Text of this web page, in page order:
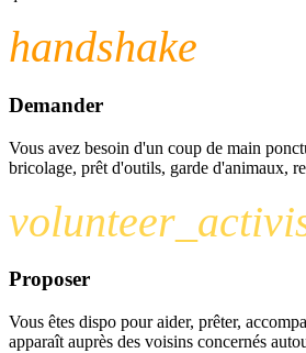
handshake
Demander
Vous avez besoin d'un coup de main
bricolage, prêt d'outils, garde d'animaux,
Proposer
Vous êtes dispo pour aider, prêter,
apparaît auprès des voisins concernés